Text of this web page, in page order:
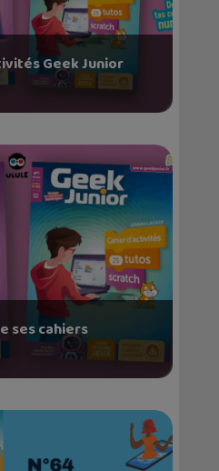
Geek Junior
ses cahiers